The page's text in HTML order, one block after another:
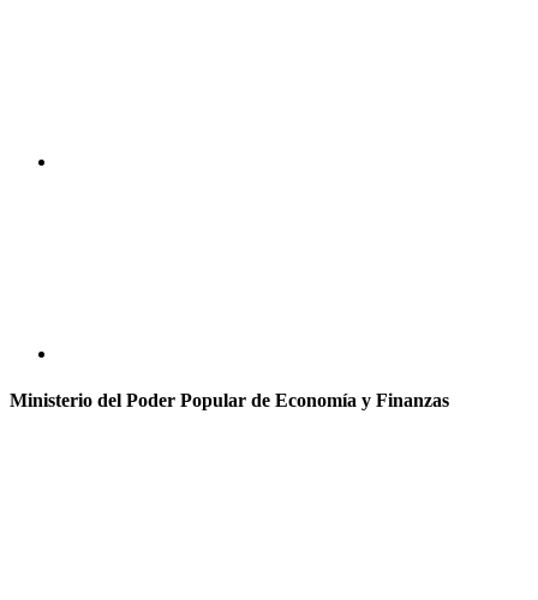
Ministerio del Poder Popular de Economía y Finanzas